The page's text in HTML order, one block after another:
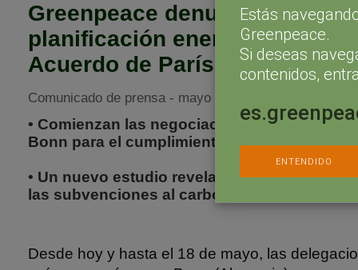
Greenpeace denuncia que
planificación energética para
Acuerdo de París
Comunicado de prensa - mayo 8, 2017
• Comienzan las negociaciones climáticas
Bonn para el cumplimiento del Acuerdo de
• Un nuevo estudio revela que España está
las subvenciones al carbón
Desde hoy y hasta el 18 de mayo, las
Estás
Greenpeace.
Si deseas
contenidos,
ENTENDIDO